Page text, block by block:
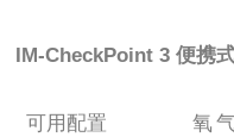
IM-CheckPoint 3 便携式
可用配置
氧